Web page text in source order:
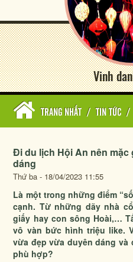
Vinh
TRANG NHẤT / TIN TỨC /
Đi du lịch Hội An nên
dáng
Thứ ba - 18/04/2023 11:55
Là một trong những điểm
cạnh. Từ những dãy nhà
giấy hay con sông Hoài,…
vô vàn bức hình triệu like.
vừa đẹp vừa duyên dáng
phù hợp?